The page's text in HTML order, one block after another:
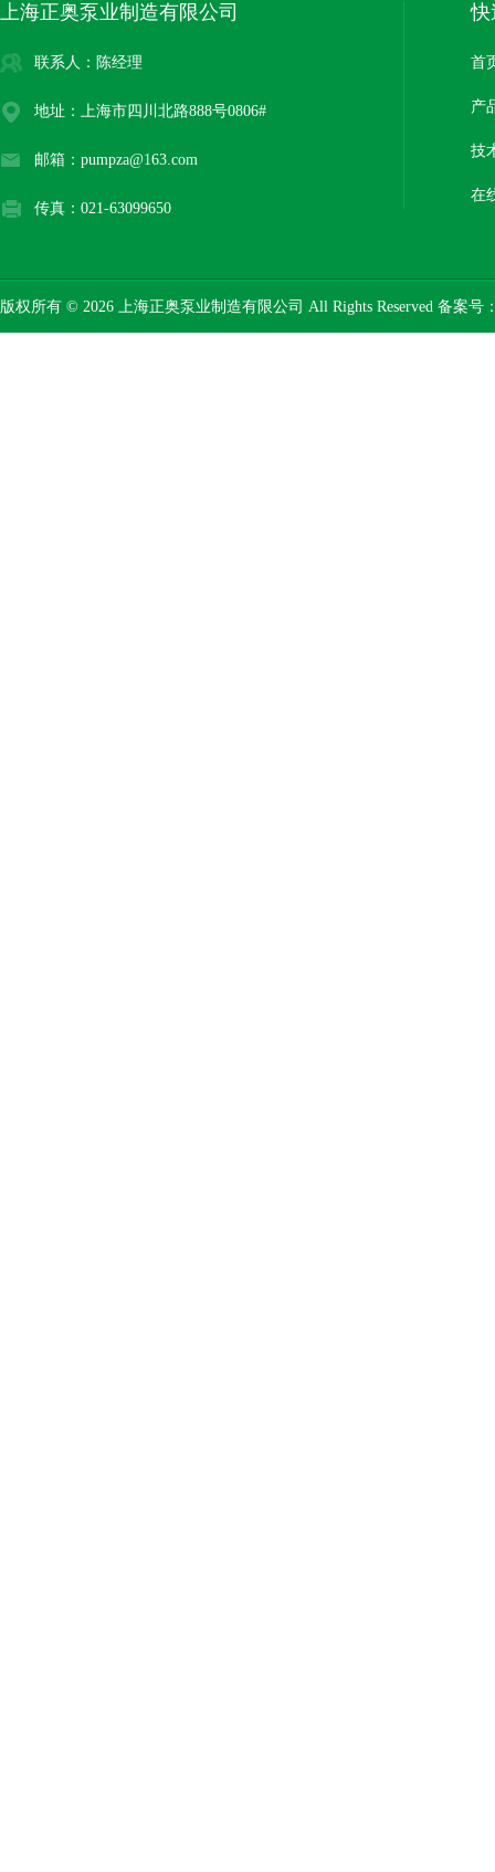
上海正奥泵业制造有限公司
联系人：陈经理
地址：上海市四川北路888号0806#
邮箱：pumpza@163.com
传真：021-63099650
快
首
产
技
在
版权所有 © 2026 上海正奥泵业制造有限公司 All Rights Reserved 备案号